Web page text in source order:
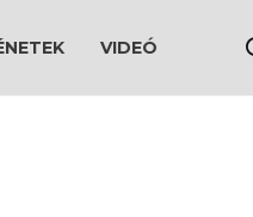
VIDEÓ